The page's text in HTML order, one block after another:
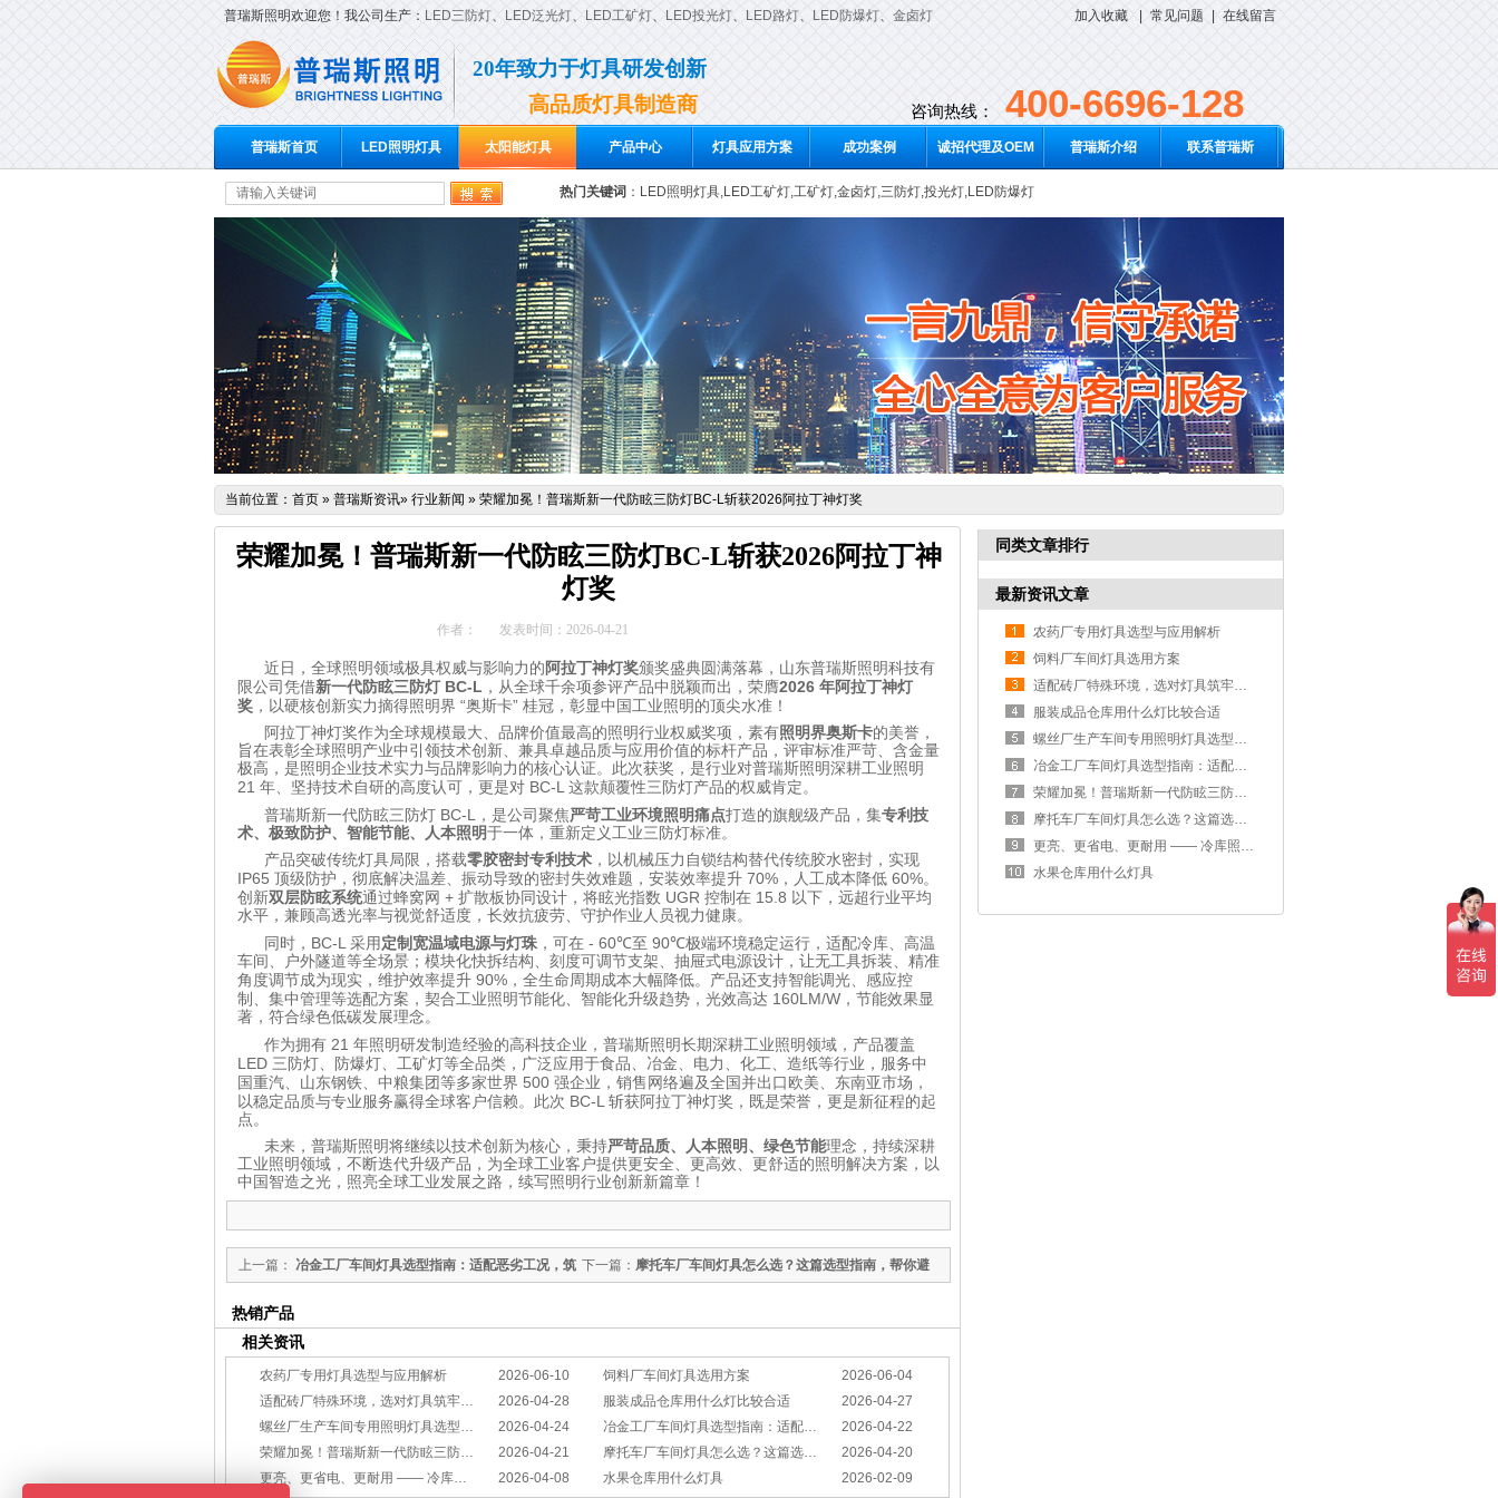
加入收藏 常见问题 在线留言
普瑞斯照明欢迎您！我公司生产： LED三防灯、 LED泛光灯、 LED工矿灯、 LED投光灯、 LED路灯、 LED防爆灯、 金卤灯
20年致力于灯具研发创新
高品质灯具制造商
咨询热线： 400-6696-128
普瑞斯首页 LED照明灯具 太阳能灯具 产品中心 灯具应用方案 成功案例 诚招代理及OEM 普瑞斯介绍 联系普瑞斯
热门关键词 ： LED照明灯具,LED工矿灯,工矿灯,金卤灯,三防灯,投光灯,LED防爆灯
当前位置： 首页 » 普瑞斯资讯» 行业新闻 » 荣耀加冕！普瑞斯新一代防眩三防灯BC-L斩获2026阿拉丁神灯奖
荣耀加冕！普瑞斯新一代防眩三防灯BC-L斩获2026阿拉丁神
灯奖
作者： 发表时间：2026-04-21
近日，全球照明领域极具权威与影响力的 阿拉丁神灯奖颁奖盛典圆满落幕，山东普瑞斯照明科技有
限公司凭借新一代防眩三防灯 BC-L ，从全球千余项参评产品中脱颖而出，荣膺2026 年阿拉丁神灯
奖 ，以硬核创新实力摘得照明界 “奥斯卡” 桂冠，彰显中国工业照明的顶尖水准！
阿拉丁神灯奖作为全球规模最大、品牌价值最高的照明行业权威奖项，素有照明界奥斯卡的美誉，
旨在表彰全球照明产业中引领技术创新、兼具卓越品质与应用价值的标杆产品，评审标准严苛、含金量
极高，是照明企业技术实力与品牌影响力的核心认证。此次获奖，是行业对普瑞斯照明深耕工业照明
21 年、坚持技术自研的高度认可，更是对 BC-L 这款颠覆性三防灯产品的权威肯定。
普瑞斯新一代防眩三防灯 BC-L ，是公司聚焦严苛工业环境照明痛点打造的旗舰级产品，集专利技
术、极致防护、智能节能、人本照明于一体，重新定义工业三防灯标准。
产品突破传统灯具局限，搭载零胶密封专利技术 ，以机械压力自锁结构替代传统胶水密封，实现
IP65 顶级防护，彻底解决温差、振动导致的密封失效难题，安装效率提升 70% ，人工成本降低 60%。
创新双层防眩系统通过蜂窝网 + 扩散板协同设计，将眩光指数 UGR 控制在 15.8 以下，远超行业平均
水平，兼顾高透光率与视觉舒适度，长效抗疲劳、守护作业人员视力健康。
同时， BC-L 采用 定制宽温域电源与灯珠 ，可在 - 60℃至 90℃极端环境稳定运行，适配冷库、高温
车间、户外隧道等全场景；模块化快拆结构、刻度可调节支架、抽屉式电源设计，让无工具拆装、精准
角度调节成为现实，维护效率提升 90% ，全生命周期成本大幅降低。产品还支持智能调光、感应控
制、集中管理等选配方案，契合工业照明节能化、智能化升级趋势，光效高达 160LM/W ，节能效果显
著，符合绿色低碳发展理念。
作为拥有 21 年照明研发制造经验的高科技企业，普瑞斯照明长期深耕工业照明领域，产品覆盖
LED 三防灯、防爆灯、工矿灯等全品类，广泛应用于食品、冶金、电力、化工、造纸等行业，服务中
国重汽、山东钢铁、中粮集团等多家世界 500 强企业，销售网络遍及全国并出口欧美、东南亚市场，
以稳定品质与专业服务赢得全球客户信赖。此次 BC-L 斩获阿拉丁神灯奖，既是荣誉，更是新征程的起
点。
未来，普瑞斯照明将继续以技术创新为核心，秉持严苛品质、人本照明、绿色节能理念，持续深耕
工业照明领域，不断迭代升级产品，为全球工业客户提供更安全、更高效、更舒适的照明解决方案，以
中国智造之光，照亮全球工业发展之路，续写照明行业创新新篇章！
下一篇： 摩托车厂车间灯具怎么选？这篇选型指南，帮你避
上一篇： 冶金工厂车间灯具选型指南：适配恶劣工况，筑
热销产品
相关资讯
2026-06-10
农药厂专用灯具选型与应用解析 2026-06-04
饲料厂车间灯具选用方案
2026-04-28
适配砖厂特殊环境，选对灯具筑牢生产安全线 2026-04-27
服装成品仓库用什么灯比较合适
2026-04-24
螺丝厂生产车间专用照明灯具选型方案 2026-04-22
冶金工厂车间灯具选型指南：适配恶劣工况，筑牢安全照明防线
2026-04-21
荣耀加冕！普瑞斯新一代防眩三防灯BC-L斩获2026阿拉丁神灯奖 2026-04-20
摩托车厂车间灯具怎么选？这篇选型指南，帮你避坑又节能
2026-04-08
更亮、更省电、更耐用 —— 冷库照明优选 2026-02-09
水果仓库用什么灯具
同类文章排行
最新资讯文章
农药厂专用灯具选型与应用解析
饲料厂车间灯具选用方案
适配砖厂特殊环境，选对灯具筑牢生产安全线
服装成品仓库用什么灯比较合适
螺丝厂生产车间专用照明灯具选型方案
冶金工厂车间灯具选型指南：适配恶劣工况，筑牢安全照明防线
荣耀加冕！普瑞斯新一代防眩三防灯BC-L斩获2026阿拉丁神灯奖
摩托车厂车间灯具怎么选？这篇选型指南，帮你避坑又节能
更亮、更省电、更耐用 —— 冷库照明优选
水果仓库用什么灯具